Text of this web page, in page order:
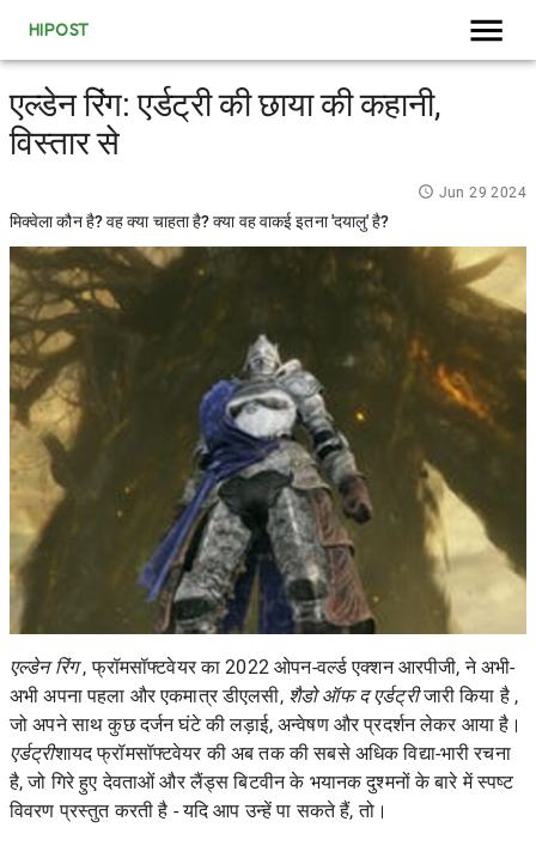
HIPOST
एल्डेन रिंग: एर्डट्री की छाया की कहानी,
विस्तार से
Jun 29 2024
मिक्वेला कौन है? वह क्या चाहता है? क्या वह वाकई इतना 'दयालु' है?
एल्डेन रिंग , फ्रॉमसॉफ्टवेयर का 2022 ओपन-वर्ल्ड एक्शन आरपीजी, ने अभी-
अभी अपना पहला और एकमात्र डीएलसी,शैडो ऑफ द एर्डट्री जारी किया है ,
जो अपने साथ कुछ दर्जन घंटे की लड़ाई, अन्वेषण और प्रदर्शन लेकर आया है।
एर्डट्रीशायद फ्रॉमसॉफ्टवेयर की अब तक की सबसे अधिक विद्या-भारी रचना
है, जो गिरे हुए देवताओं और लैंड्स बिटवीन के भयानक दुश्मनों के बारे में स्पष्ट
विवरण प्रस्तुत करती है - यदि आप उन्हें पा सकते हैं, तो।